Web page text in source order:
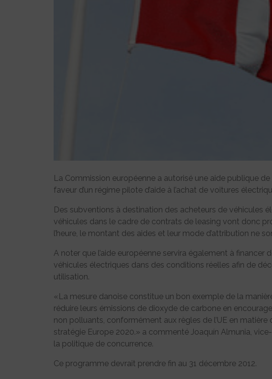
La Commission européenne a autorisé une aide publique
faveur d’un régime pilote d’aide à l’achat de voitures
Des subventions à destination des acheteurs de véhicules
véhicules dans le cadre de contrats de leasing vont donc
l’heure, le montant des aides et leur mode d’attribution ne
A noter que l’aide européenne servira également à
véhicules électriques dans des conditions réelles afin de
utilisation.
«La mesure danoise constitue un bon exemple de la
réduire leurs émissions de dioxyde de carbone en
non polluants, conformément aux règles de l’UE en matière
stratégie Europe 2020.» a commenté Joaquín Almunia,
la politique de concurrence.
Ce programme devrait prendre fin au 31 décembre 2012.